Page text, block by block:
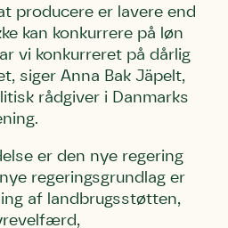
producere er lavere end
kan konkurrere på løn
vi konkurreret på dårlig
siger Anna Bak Jäpelt,
rådgiver i Danmarks
er den nye regering
regeringsgrundlag er
af landbrugsstøtten,
til Kolding